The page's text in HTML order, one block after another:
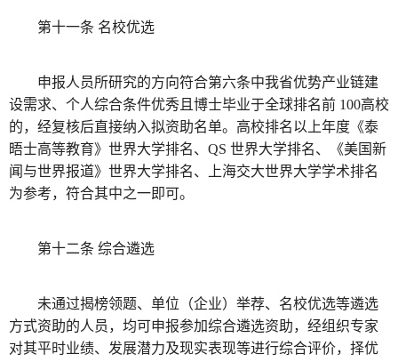
第十一条 名校优选
申报人员所研究的方向符合第六条中我省优势产业链建
设需求、个人综合条件优秀且博士毕业于全球排名前 100高校
的，经复核后直接纳入拟资助名单。高校排名以上年度《泰
晤士高等教育》世界大学排名、QS 世界大学排名、《美国新
闻与世界报道》世界大学排名、上海交大世界大学学术排名
为参考，符合其中之一即可。
第十二条 综合遴选
未通过揭榜领题、单位（企业）举荐、名校优选等遴选
方式资助的人员，均可申报参加综合遴选资助，经组织专家
对其平时业绩、发展潜力及现实表现等进行综合评价，择优